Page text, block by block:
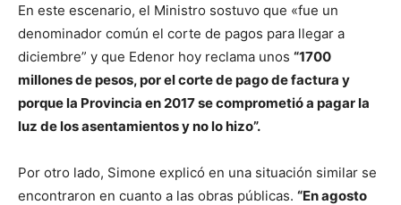
En este escenario, el Ministro sostuvo que «fue un
denominador común el corte de pagos para llegar a
diciembre” y que Edenor hoy reclama unos “1700
millones de pesos, por el corte de pago de factura y
porque la Provincia en 2017 se comprometió a pagar la
luz de los asentamientos y no lo hizo”.
Por otro lado, Simone explicó en una situación similar se
encontraron en cuanto a las obras públicas. “En agosto